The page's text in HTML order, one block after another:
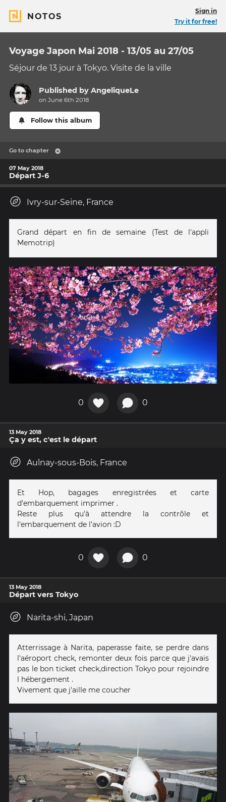
NOTOS
Sign in
Try it for free!
Voyage Japon Mai 2018 - 13/05 au 27/05
Séjour de 13 jour à Tokyo. Visite de la ville
Published byAngeliqueLe
on June 6th 2018
Follow this album
Go to chapter
07 May 2018
Départ J-6
Ivry-sur-Seine, France
Grand départ en fin de semaine (Test de l'appli
Memotrip)
0 0
13 May 2018
Ça y est, c'est le départ
Aulnay-sous-Bois, France
Et Hop, bagages enregistrées et carte
d'embarquement imprimer .
Reste plus qu'à attendre la contrôle et
l'embarquement de l'avion :D
0 0
13 May 2018
Départ vers Tokyo
Narita-shi, Japan
Atterrissage à Narita, paperasse faite, se perdre dans
l'aéroport check, remonter deux fois parce que j'avais
pas le bon ticket check,direction Tokyo pour rejoindre
l hébergement .
Vivement que j'aille me coucher